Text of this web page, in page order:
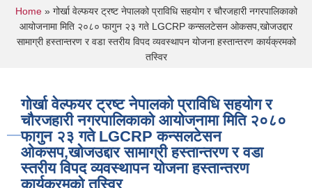
You are here
Home» गोर्खा वेल्फयर ट्रष्ट नेपालको प्राविधि सहयोग र चौरजहारी नगरपालिकाको
आयोजनामा मिति २०८० फागुन २३ गते LGCRP कन्सलटेसन ओकसप,खोजउद्दार
सामाग्री हस्तान्तरण र वडा स्तरीय विपद व्यवस्थापन योजना हस्तान्तरण कार्यक्रमको
तस्विर
गोर्खा वेल्फयर ट्रष्ट नेपालको प्राविधि सहयोग र
चौरजहारी नगरपालिकाको आयोजनामा मिति २०८०
फागुन २३ गते LGCRP कन्सलटेसन
ओकसप,खोजउद्दार सामाग्री हस्तान्तरण र वडा
स्तरीय विपद व्यवस्थापन योजना हस्तान्तरण
कार्यक्रमको तस्विर